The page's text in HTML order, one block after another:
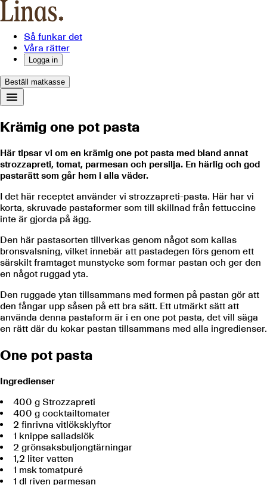
Så funkar det
Våra rätter
Logga in
Beställ matkasse
Krämig one pot pasta
Här tipsar vi om en krämig one pot pasta med bland annat
strozzapreti, tomat, parmesan och persilja. En härlig och god
pastarätt som går hem i alla väder.
I det här receptet använder vi strozzapreti-pasta. Här har vi
korta, skruvade pastaformer som till skillnad från fettuccine
inte är gjorda på ägg.
Den här pastasorten tillverkas genom något som kallas
bronsvalsning, vilket innebär att pastadegen förs genom ett
särskilt framtaget munstycke som formar pastan och ger den
en något ruggad yta.
Den ruggade ytan tillsammans med formen på pastan gör att
den fångar upp såsen på ett bra sätt. Ett utmärkt sätt att
använda denna pastaform är i en one pot pasta, det vill säga
en rätt där du kokar pastan tillsammans med alla ingredienser.
One pot pasta
Ingredienser
400 g Strozzapreti
400 g cocktailtomater
2 finrivna vitlöksklyftor
1 knippe salladslök
2 grönsaksbuljongtärningar
1,2 liter vatten
1 msk tomatpuré
1 dl riven parmesan